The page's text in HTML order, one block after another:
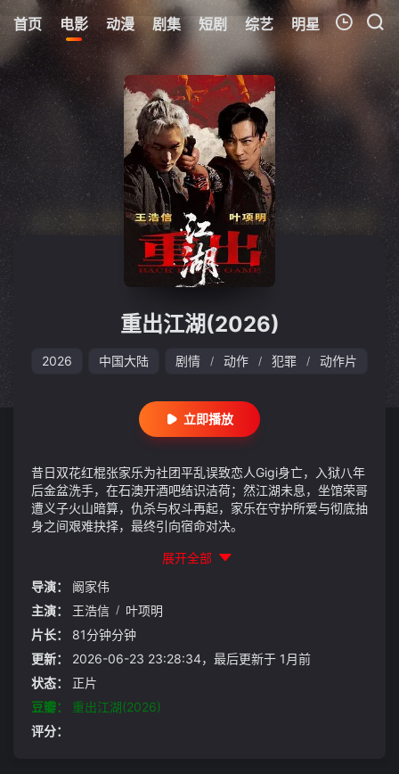
首页 电影 动漫 剧集 短剧 综艺 明星 周表
我的观影记录
暂无观看影片的记录
重出江湖(2026)
2026 中国大陆 剧情 / 动作 / 犯罪 / 动作片
立即播放
昔日双花红棍张家乐为社团平乱误致恋人Gigi身亡，入狱八年
后金盆洗手，在石澳开酒吧结识洁荷；然江湖未息，坐馆荣哥
遭义子火山暗算，仇杀与权斗再起，家乐在守护所爱与彻底抽
身之间艰难抉择，最终引向宿命对决。
展开全部
导演：
阚家伟
主演：
王浩信 / 叶项明
片长：
81分钟分钟
更新：
2026-06-23 23:28:34，最后更新于 1月前
状态：
正片
豆瓣：
重出江湖(2026)
评分：